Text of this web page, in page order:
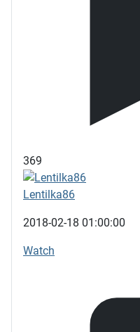
369
Lentilka86
2018-02-18 01:00:00
Watch